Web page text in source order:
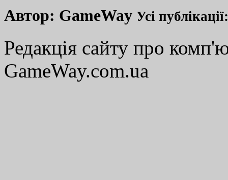
Автор: GameWay Усі
Редакція сайту про
GameWay.com.ua